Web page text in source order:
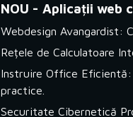
NOU - Aplicații web
Webdesign Avangardist:
Rețele de Calculatoare
Instruire Office
practice.
Securitate Cibernetică